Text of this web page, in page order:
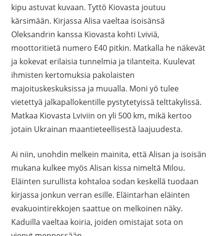
kipu astuvat kuvaan. Tyttö Kiovasta joutuu
kärsimään. Kirjassa Alisa vaeltaa isoisänsä
Oleksandrin kanssa Kiovasta kohti Lviviä,
moottoritietä numero E40 pitkin. Matkalla he näkevät
ja kokevat erilaisia tunnelmia ja tilanteita. Kuulevat
ihmisten kertomuksia pakolaisten
majoituskeskuksissa ja muualla. Moni yö tulee
vietettyä jalkapallokentille pystytetyissä telttakylissä.
Matkaa Kiovasta Lviviin on yli 500 km, mikä kertoo
jotain Ukrainan maantieteellisestä laajuudesta.
Ai niin, unohdin melkein mainita, että Alisan ja isoisän
mukana kulkee myös Alisan kissa nimeltä Milou.
Eläinten surullista kohtaloa sodan keskellä tuodaan
kirjassa jonkun verran esille. Eläintarhan eläinten
evakuointirekkojen saattue on melkoinen näky.
Kaduilla vaeltaa koiria, joiden omistajat sota on